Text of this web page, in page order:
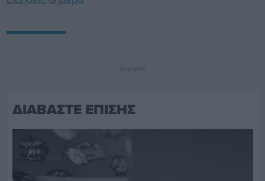
Διαφήμιση
ΔΙΑΒΑΣΤΕ ΕΠΙΣΗΣ